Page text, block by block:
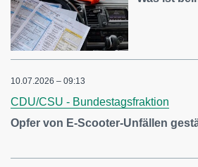
10.07.2026 – 09:13
CDU/CSU - Bundestagsfraktion
Opfer von E-Scooter-Unfällen